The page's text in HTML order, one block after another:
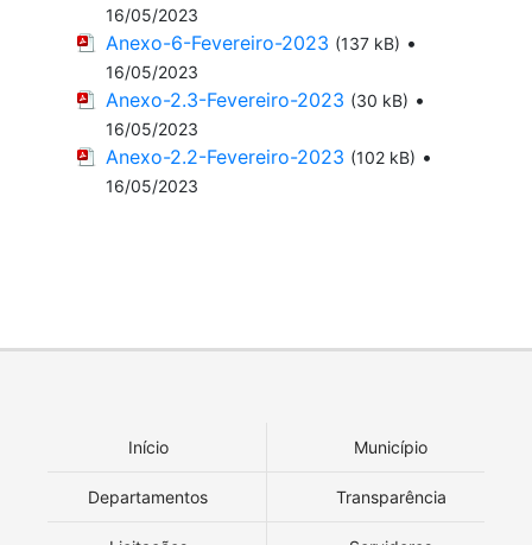
16/05/2023
Anexo-6-Fevereiro-2023 (137 kB) •
16/05/2023
Anexo-2.3-Fevereiro-2023 (30 kB) •
16/05/2023
Anexo-2.2-Fevereiro-2023 (102 kB) •
16/05/2023
Início Município
Departamentos Transparência